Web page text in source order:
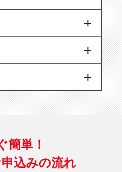
簡単！
込みの流れ